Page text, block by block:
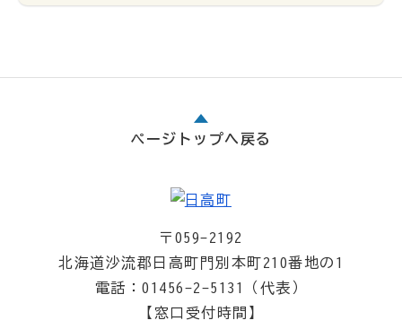
ページトップへ戻る
〒059-2192
北海道沙流郡日高町門別本町210番地の1
電話：01456-2-5131（代表）
【窓口受付時間】